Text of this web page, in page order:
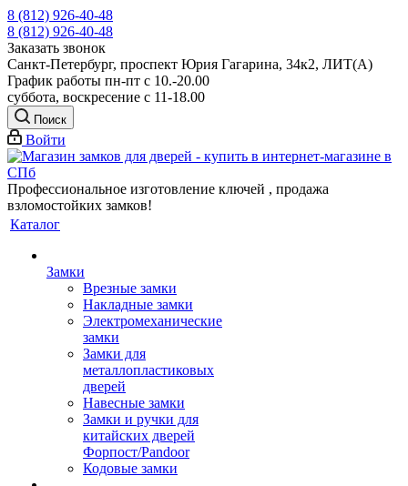
8 (812) 926-40-48
8 (812) 926-40-48
Заказать звонок
Санкт-Петербург, проспект Юрия Гагарина, 34к2, ЛИТ(А)
График работы пн-пт с 10.-20.00
суббота, воскресение с 11-18.00
Поиск
Войти
Профессиональное изготовление ключей , продажа
взломостойких замков!
Каталог
Замки
Врезные замки
Накладные замки
Электромеханические
замки
Замки для
металлопластиковых
дверей
Навесные замки
Замки и ручки для
китайских дверей
Форпост/Раndoor
Кодовые замки